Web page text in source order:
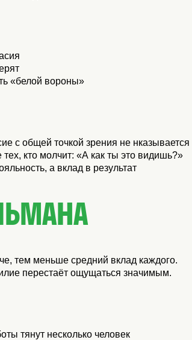
«белой вороны»
с общей точкой зрения не нказывается
кто молчит: «А как ты это видишь?»
а вклад в результат
тем меньше средний вклад каждого.
перестаёт ощущаться значимым.
тянут несколько человек